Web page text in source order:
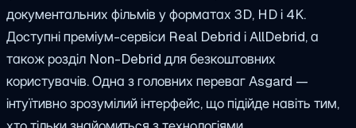
документальних фільмів у форматах 3D, HD і 4K.
Доступні преміум-сервіси Real Debrid і AllDebrid, а
також розділ Non-Debrid для безкоштовних
користувачів. Одна з головних переваг Asgard —
інтуїтивно зрозумілий інтерфейс, що підійде навіть тим,